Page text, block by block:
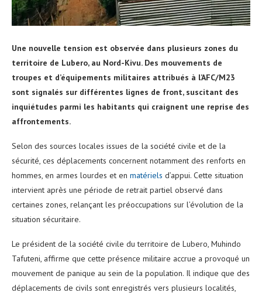
Une nouvelle tension est observée dans plusieurs zones du
territoire de Lubero, au Nord-Kivu. Des mouvements de
troupes et d’équipements militaires attribués à l’AFC/M23
sont signalés sur différentes lignes de front, suscitant des
inquiétudes parmi les habitants qui craignent une reprise des
affrontements.
Selon des sources locales issues de la société civile et de la
sécurité, ces déplacements concernent notamment des renforts en
hommes, en armes lourdes et en matériels d’appui. Cette situation
intervient après une période de retrait partiel observé dans
certaines zones, relançant les préoccupations sur l’évolution de la
situation sécuritaire.
Le président de la société civile du territoire de Lubero, Muhindo
Tafuteni, affirme que cette présence militaire accrue a provoqué un
mouvement de panique au sein de la population. Il indique que des
déplacements de civils sont enregistrés vers plusieurs localités,